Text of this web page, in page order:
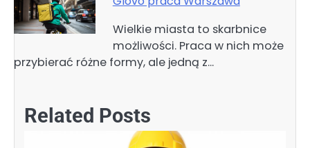
Wielkie miasta to skarbnice
możliwości. Praca w nich może
przybierać różne formy, ale jedną z…
Related Posts